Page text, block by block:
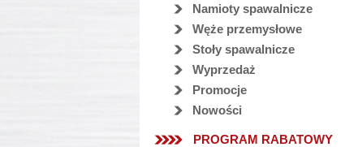
Namioty spawalnicze
Węże przemysłowe
Stoły spawalnicze
Wyprzedaż
Promocje
Nowości
PROGRAM RABATOWY